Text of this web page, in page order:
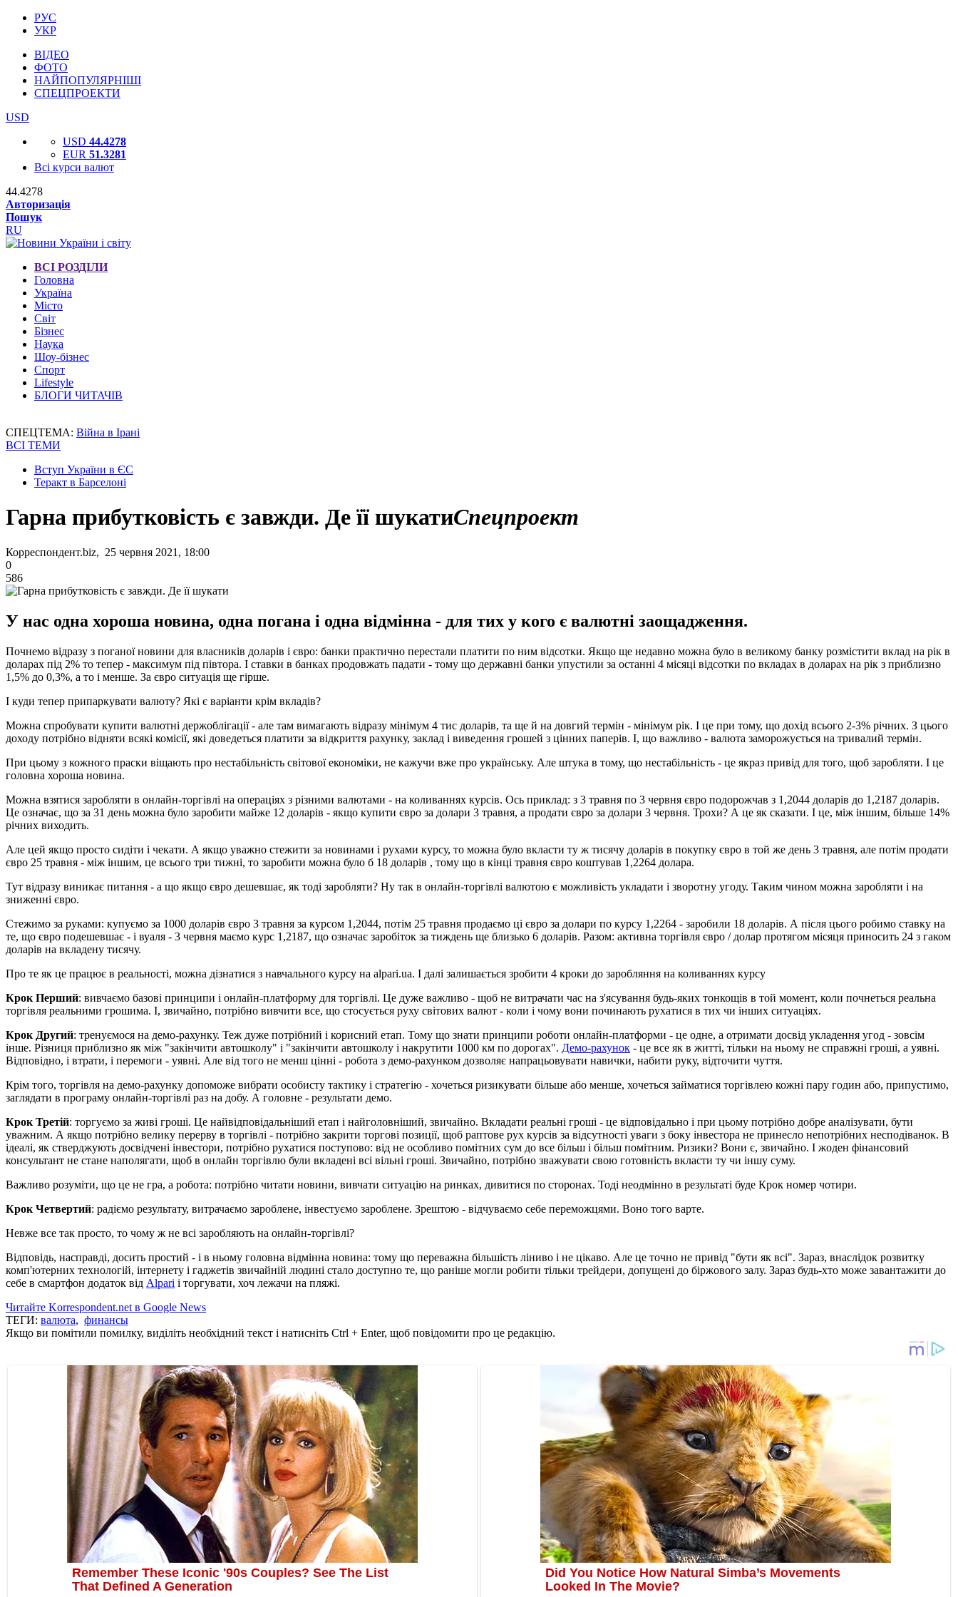
РУС
УКР
ВІДЕО
ФОТО
НАЙПОПУЛЯРНІШІ
СПЕЦПРОЕКТИ
USD
USD 44.4278
EUR 51.3281
Всі курси валют
44.4278
Авторизація
Пошук
RU
ВСІ РОЗДІЛИ
Головна
Україна
Місто
Світ
Бізнес
Наука
Шоу-бізнес
Спорт
Lifestyle
БЛОГИ ЧИТАЧІВ
СПЕЦТЕМА: Війна в Ірані
ВСІ ТЕМИ
Вступ України в ЄС
Теракт в Барселоні
Гарна прибутковість є завжди. Де її шукатиСпецпроект
Корреспондент.biz, 25 червня 2021, 18:00
0
586
У нас одна хороша новина, одна погана і одна відмінна - для тих у кого є валютні заощадження.
Почнемо відразу з поганої новини для власників доларів і євро: банки практично перестали платити по ним відсотки. Якщо ще недавно можна було в великому банку розмістити вклад на рік в
доларах під 2% то тепер - максимум під півтора. І ставки в банках продовжать падати - тому що державні банки упустили за останні 4 місяці відсотки по вкладах в доларах на рік з приблизно
1,5% до 0,3%, а то і менше. За євро ситуація ще гірше.
І куди тепер припаркувати валюту? Які є варіанти крім вкладів?
Можна спробувати купити валютні держоблігації - але там вимагають відразу мінімум 4 тис доларів, та ще й на довгий термін - мінімум рік. І це при тому, що дохід всього 2-3% річних. З цього
доходу потрібно відняти всякі комісії, які доведеться платити за відкриття рахунку, заклад і виведення грошей з цінних паперів. І, що важливо - валюта заморожується на тривалий термін.
При цьому з кожного праски віщають про нестабільність світової економіки, не кажучи вже про українську. Але штука в тому, що нестабільність - це якраз привід для того, щоб заробляти. І це
головна хороша новина.
Можна взятися заробляти в онлайн-торгівлі на операціях з різними валютами - на коливаннях курсів. Ось приклад: з 3 травня по 3 червня євро подорожчав з 1,2044 доларів до 1,2187 доларів.
Це означає, що за 31 день можна було заробити майже 12 доларів - якщо купити євро за долари 3 травня, а продати євро за долари 3 червня. Трохи? А це як сказати. І це, між іншим, більше 14%
річних виходить.
Але цей якщо просто сидіти і чекати. А якщо уважно стежити за новинами і рухами курсу, то можна було вкласти ту ж тисячу доларів в покупку євро в той же день 3 травня, але потім продати
євро 25 травня - між іншим, це всього три тижні, то заробити можна було б 18 доларів , тому що в кінці травня євро коштував 1,2264 долара.
Тут відразу виникає питання - а що якщо євро дешевшає, як тоді заробляти? Ну так в онлайн-торгівлі валютою є можливість укладати і зворотну угоду. Таким чином можна заробляти і на
зниженні євро.
Стежимо за руками: купуємо за 1000 доларів євро 3 травня за курсом 1,2044, потім 25 травня продаємо ці євро за долари по курсу 1,2264 - заробили 18 доларів. А після цього робимо ставку на
те, що євро подешевшає - і вуаля - 3 червня маємо курс 1,2187, що означає заробіток за тиждень ще близько 6 доларів. Разом: активна торгівля євро / долар протягом місяця приносить 24 з гаком
доларів на вкладену тисячу.
Про те як це працює в реальності, можна дізнатися з навчального курсу на alpari.ua. І далі залишається зробити 4 кроки до заробляння на коливаннях курсу
Крок Перший: вивчаємо базові принципи і онлайн-платформу для торгівлі. Це дуже важливо - щоб не витрачати час на з'ясування будь-яких тонкощів в той момент, коли почнеться реальна
торгівля реальними грошима. І, звичайно, потрібно вивчити все, що стосується руху світових валют - коли і чому вони починають рухатися в тих чи інших ситуаціях.
Крок Другий: тренуємося на демо-рахунку. Теж дуже потрібний і корисний етап. Тому що знати принципи роботи онлайн-платформи - це одне, а отримати досвід укладення угод - зовсім
інше. Різниця приблизно як між "закінчити автошколу" і "закінчити автошколу і накрутити 1000 км по дорогах". Демо-рахунок - це все як в житті, тільки на ньому не справжні гроші, а уявні.
Відповідно, і втрати, і перемоги - уявні. Але від того не менш цінні - робота з демо-рахунком дозволяє напрацьовувати навички, набити руку, відточити чуття.
Крім того, торгівля на демо-рахунку допоможе вибрати особисту тактику і стратегію - хочеться ризикувати більше або менше, хочеться займатися торгівлею кожні пару годин або, припустимо,
заглядати в програму онлайн-торгівлі раз на добу. А головне - результати демо.
Крок Третій: торгуємо за живі гроші. Це найвідповідальніший етап і найголовніший, звичайно. Вкладати реальні гроші - це відповідально і при цьому потрібно добре аналізувати, бути
уважним. А якщо потрібно велику перерву в торгівлі - потрібно закрити торгові позиції, щоб раптове рух курсів за відсутності уваги з боку інвестора не принесло непотрібних несподіванок. В
ідеалі, як стверджують досвідчені інвестори, потрібно рухатися поступово: від не особливо помітних сум до все більш і більш помітним. Ризики? Вони є, звичайно. І жоден фінансовий
консультант не стане наполягати, щоб в онлайн торгівлю були вкладені всі вільні гроші. Звичайно, потрібно зважувати свою готовність вкласти ту чи іншу суму.
Важливо розуміти, що це не гра, а робота: потрібно читати новини, вивчати ситуацію на ринках, дивитися по сторонах. Тоді неодмінно в результаті буде Крок номер чотири.
Крок Четвертий: радіємо результату, витрачаємо зароблене, інвестуємо зароблене. Зрештою - відчуваємо себе переможцями. Воно того варте.
Невже все так просто, то чому ж не всі заробляють на онлайн-торгівлі?
Відповідь, насправді, досить простий - і в ньому головна відмінна новина: тому що переважна більшість ліниво і не цікаво. Але це точно не привід "бути як всі". Зараз, внаслідок розвитку
комп'ютерних технологій, інтернету і гаджетів звичайній людині стало доступно те, що раніше могли робити тільки трейдери, допущені до біржового залу. Зараз будь-хто може завантажити до
себе в смартфон додаток від Alpari і торгувати, хоч лежачи на пляжі.
Читайте Korrespondent.net в Google News
ТЕГИ: валюта, финансы
Якщо ви помітили помилку, виділіть необхідний текст і натисніть Ctrl + Enter, щоб повідомити про це редакцію.